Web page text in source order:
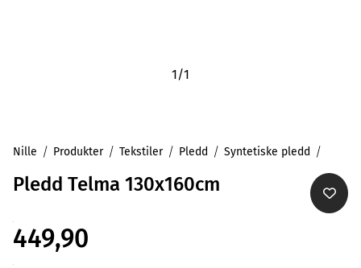
1/1
Nille Produkter Tekstiler Pledd Syntetiske pledd
Pledd Telma 130x160cm
449,90